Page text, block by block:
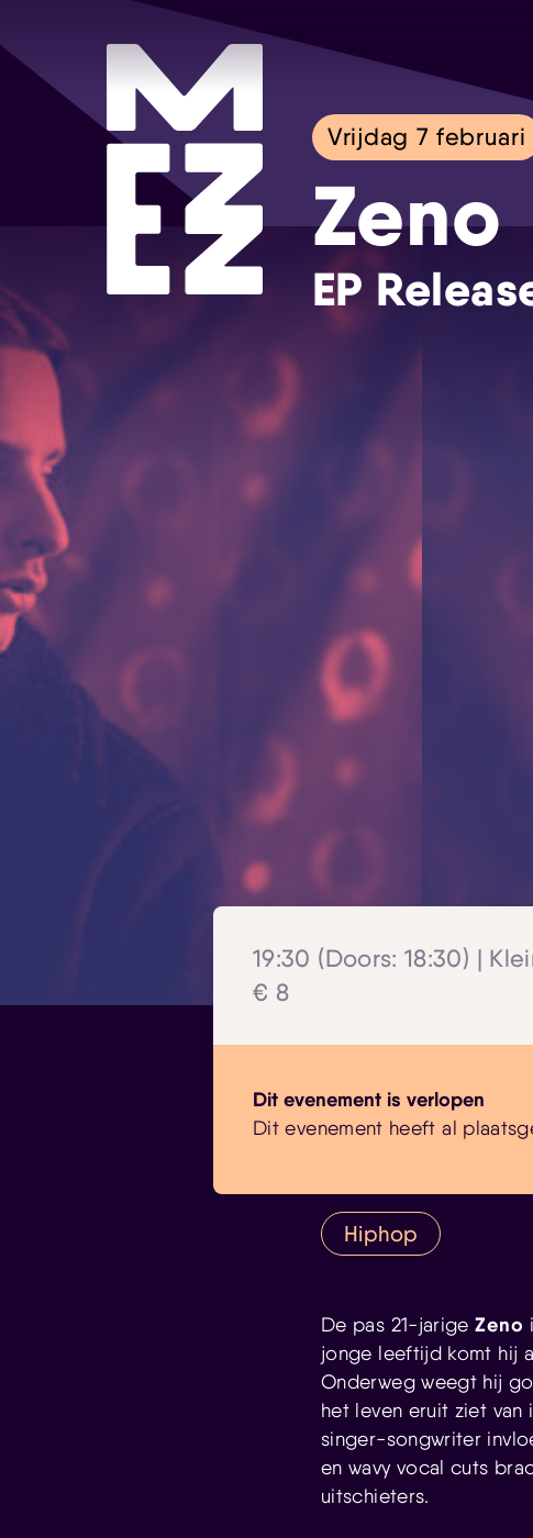
Vrijdag 7 februari
Zeno
EP
19:30 (Doors: 18:30) |
€ 8
Dit evenement is verlopen
Dit evenement heeft al
Hiphop
De pas 21-jarigeZeno
jonge leeftijd komt hij
Onderweg weegt hij
het leven eruit ziet
singer-songwriter
en wavy vocal cuts
uitschieters.